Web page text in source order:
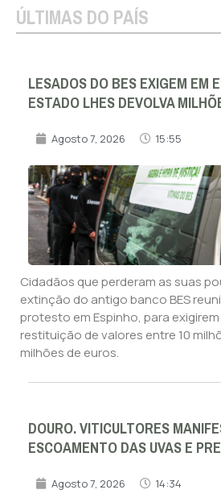
ÚLTIMAS DO PAÍS
LESADOS DO BES EXIGEM EM
ESTADO LHES DEVOLVA
Agosto 7, 2026 15:55
Cidadãos que perderam as suas
extinção do antigo banco BES
protesto em Espinho, para
restituição de valores entre 10
milhões de euros.
DOURO. VITICULTORES
ESCOAMENTO DAS UVAS E
Agosto 7, 2026 14:34